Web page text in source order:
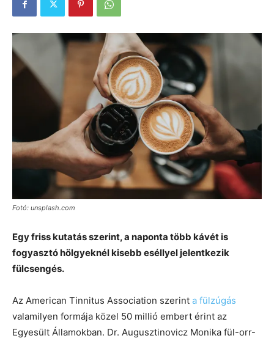
Fotó: unsplash.com
Egy friss kutatás szerint, a naponta több kávét is
fogyasztó hölgyeknél kisebb eséllyel jelentkezik
fülcsengés.
Az American Tinnitus Association szerint a fülzúgás
valamilyen formája közel 50 millió embert érint az
Egyesült Államokban. Dr. Augusztinovicz Monika fül-orr-